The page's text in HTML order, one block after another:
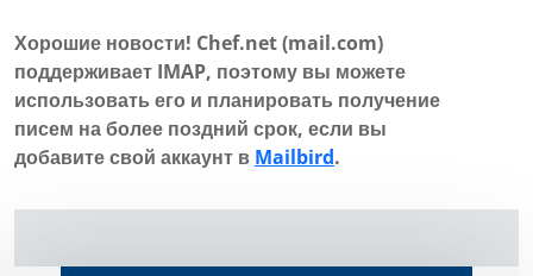
Хорошие новости! Chef.net (mail.com)
поддерживает IMAP, поэтому вы можете
использовать его и планировать получение
писем на более поздний срок, если вы
добавите свой аккаунт в Mailbird.